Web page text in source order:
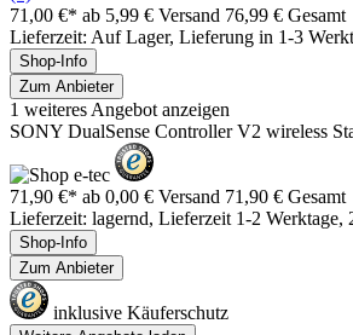
71,00 €* ab 5,99 € Versand 76,99 € Gesamt
Lieferzeit: Auf Lager, Lieferung in 1-3
Shop-Info
Zum Anbieter
1 weiteres Angebot anzeigen
SONY DualSense Controller V2 wireless
71,90 €* ab 0,00 € Versand 71,90 € Gesamt
Lieferzeit: lagernd, Lieferzeit 1-2 Werktage,
Shop-Info
Zum Anbieter
inklusive Käuferschutz